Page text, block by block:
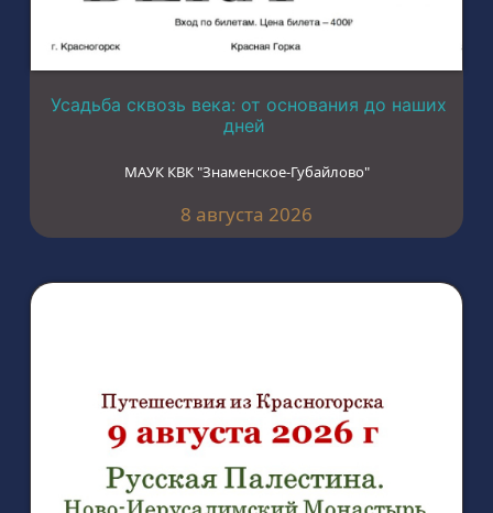
Усадьба сквозь века: от основания до наших
дней
МАУК КВК "Знаменское-Губайлово"
8 августа 2026